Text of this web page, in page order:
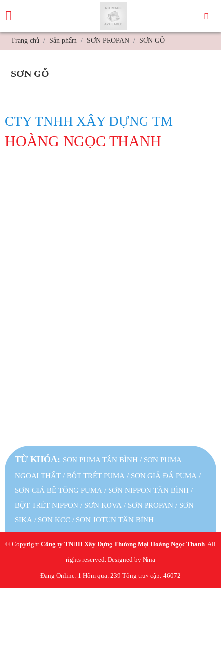
Trang chủ Sản phẩm SƠN PROPAN SƠN GỖ
SƠN GỖ
CTY TNHH XÂY DỰNG TM
HOÀNG NGỌC THANH
TỪ KHÓA: SƠN PUMA TÂN BÌNH / SƠN PUMA
NGOẠI THẤT / BỘT TRÉT PUMA / SƠN GIẢ ĐÁ PUMA /
SƠN GIẢ BÊ TÔNG PUMA / SƠN NIPPON TÂN BÌNH /
BỘT TRÉT NIPPON / SƠN KOVA / SƠN PROPAN / SƠN
SIKA / SƠN KCC / SƠN JOTUN TÂN BÌNH
© Copyright Công ty TNHH Xây Dựng Thương Mại Hoàng Ngọc Thanh. All
rights reserved. Designed by Nina
Đang Online: 1 Hôm qua: 239 Tổng truy cập: 46072